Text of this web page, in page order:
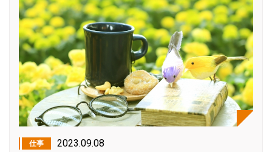
仕事 2023.09.08